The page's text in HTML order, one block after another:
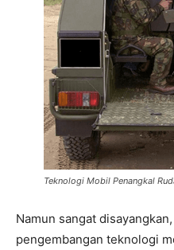
Teknologi Mobil Penangkal
Namun sangat
pengembangan teknologi